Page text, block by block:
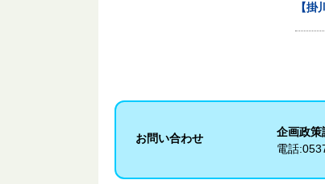
【
お問い合わせ
企画政
電話: